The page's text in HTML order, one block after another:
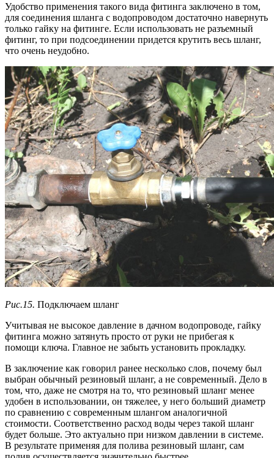
Удобство применения такого вида фитинга заключено в том,
для соединения шланга с водопроводом достаточно навернуть
только гайку на фитинге. Если использовать не разъемный
фитинг, то при подсоединении придется крутить весь шланг,
что очень неудобно.
Рис.15. Подключаем шланг
Учитывая не высокое давление в дачном водопроводе, гайку
фитинга можно затянуть просто от руки не прибегая к
помощи ключа. Главное не забыть установить прокладку.
В заключение как говорил ранее несколько слов, почему был
выбран обычный резиновый шланг, а не современный. Дело в
том, что, даже не смотря на то, что резиновый шланг менее
удобен в использовании, он тяжелее, у него больший диаметр
по сравнению с современным шлангом аналогичной
стоимости. Соответственно расход воды через такой шланг
будет больше. Это актуально при низком давлении в системе.
В результате применяя для полива резиновый шланг, сам